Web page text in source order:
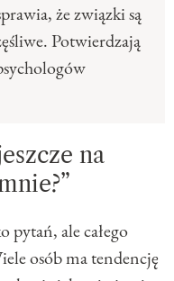
że związki są
Potwierdzają
na
pytań, ale całego
osób ma tendencję